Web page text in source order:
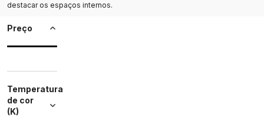
destacar os espaços internos.
Preço
Temperatura
de cor
(K)